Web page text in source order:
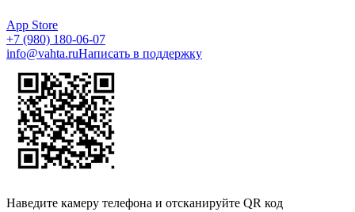
App Store
+7 (980) 180-06-07
info@vahta.ruНаписать в поддержку
Наведите камеру телефона и отсканируйте QR код